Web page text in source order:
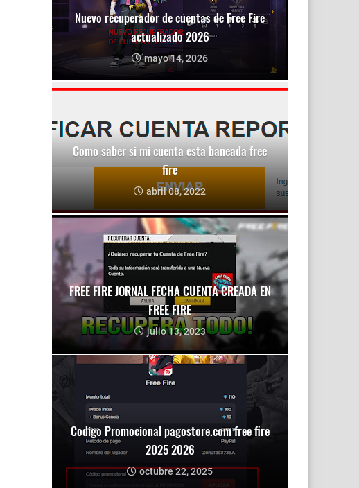
Nuevo recuperador de cuentas de Free Fire
actualizado 2026
mayo 14, 2026
Como saber si mi cuenta esta baneada free
fire
abril 08, 2022
FREE FIRE JORNAL FECHA CUENTA CREADA EN
FREE FIRE
julio 13, 2023
Codigo Promocional pagostore.com free fire
2025 2026
octubre 22, 2025